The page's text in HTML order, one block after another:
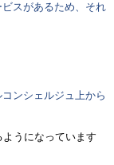
スがあるため、それ
ンシェルジュ上から
うになっています